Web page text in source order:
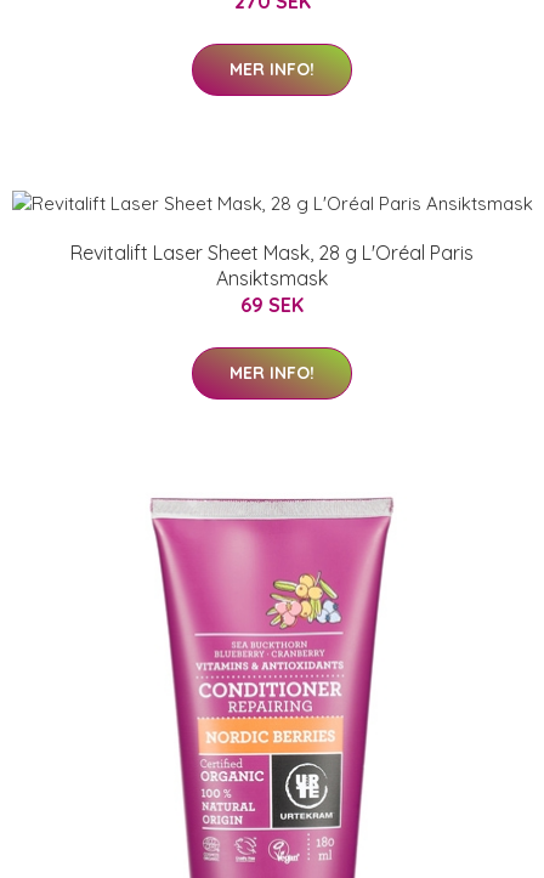
MER INFO!
Revitalift Laser Sheet Mask, 28 g L'Oréal Paris
Ansiktsmask
69 SEK
MER INFO!